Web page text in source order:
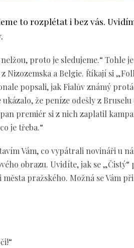
to rozplétat i bez vás.
proto je sledujeme.“ Tohle
a Belgie. Říkají si
popsali, jak Fialův známý
že peníze odešly z
premiér si z nich zaplatil
je třeba.“
Vám, co vypátrali novináři u
obrazu. Uvidíte, jak se „Čistý“
pražského. Možná se Vám